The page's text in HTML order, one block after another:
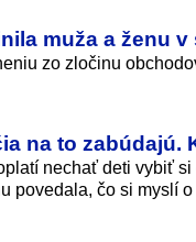
muža a ženu
zo zločinu
na to
nechať deti vybiť
povedala, čo si myslí